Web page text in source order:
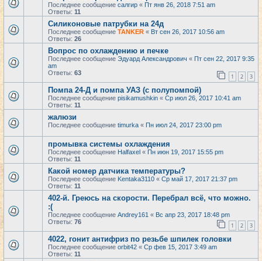
Последнее сообщение салгир « Пт янв 26, 2018 7:51 am
Ответы: 11
Силиконовые патрубки на 24д
Последнее сообщение TANKER « Вт сен 26, 2017 10:56 am
Ответы: 26
Вопрос по охлаждению и печке
Последнее сообщение Эдуард Александрович « Пт сен 22, 2017 9:35
am
Ответы: 63 1 2 3
Помпа 24-Д и помпа УАЗ (с полупомпой)
Последнее сообщение pisikamushkin « Ср июл 26, 2017 10:41 am
Ответы: 11
жалюзи
Последнее сообщение timurka « Пн июл 24, 2017 23:00 pm
промывка системы охлаждения
Последнее сообщение Halfaxel « Пн июн 19, 2017 15:55 pm
Ответы: 11
Какой номер датчика температуры?
Последнее сообщение Kentaka3110 « Ср май 17, 2017 21:37 pm
Ответы: 11
402-й. Греюсь на скорости. Перебрал всё, что можно.
:(
Последнее сообщение Andrey161 « Вс апр 23, 2017 18:48 pm
Ответы: 76 1 2 3
4022, гонит антифриз по резьбе шпилек головки
Последнее сообщение orbit42 « Ср фев 15, 2017 3:49 am
Ответы: 11